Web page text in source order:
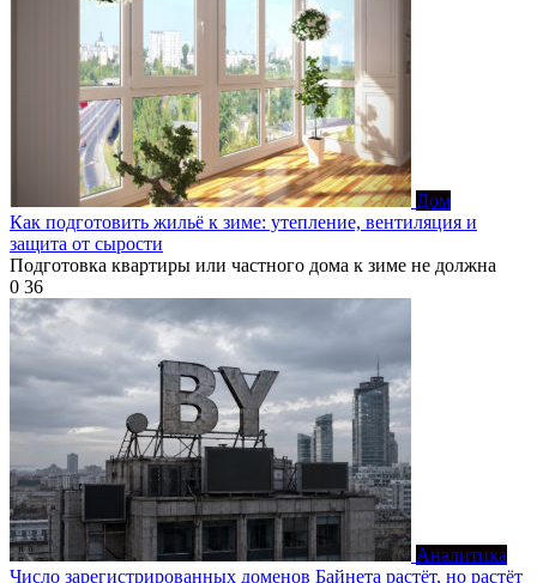
Дом
Как подготовить жильё к зиме: утепление, вентиляция и
защита от сырости
Подготовка квартиры или частного дома к зиме не должна
0 36
Аналитика
Число зарегистрированных доменов Байнета растёт, но растёт